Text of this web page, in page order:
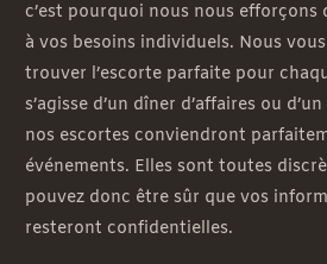
c’est pourquoi nous nous efforçons
à vos besoins individuels. Nous
trouver l’escorte parfaite pour
s’agisse d’un dîner d’affaires ou
nos escortes conviendront
événements. Elles sont toutes
pouvez donc être sûr que vos
resteront confidentielles.